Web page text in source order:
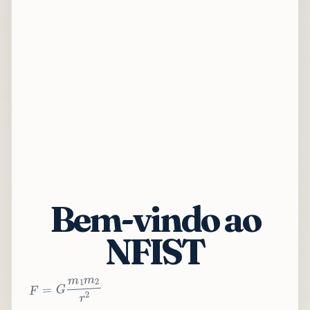
m 1m2r2
Bem-vindo ao
NFIST